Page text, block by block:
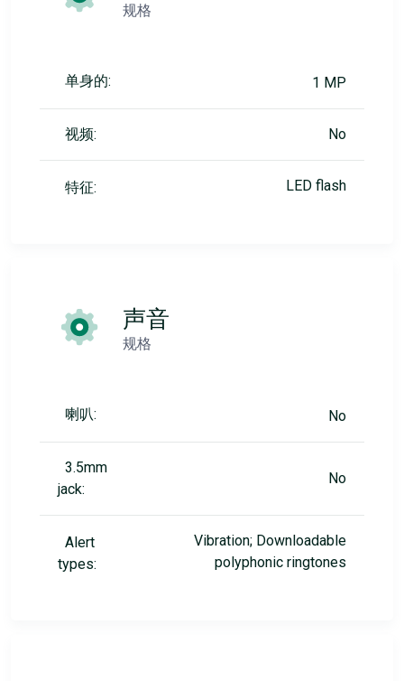
规格
单身的: 1 MP
视频: No
特征: LED flash
声音
规格
喇叭: No
3.5mm
jack:
No
Alert
types:
Vibration; Downloadable
polyphonic ringtones